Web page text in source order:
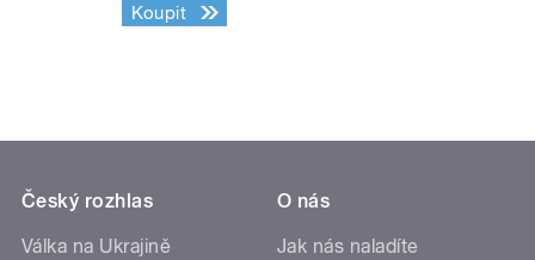
Koupit
Český rozhlas
Válka na Ukrajině
O nás
Jak nás naladíte